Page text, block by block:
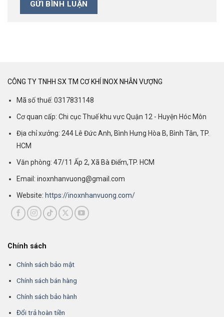
CÔNG TY TNHH SX TM CƠ KHÍ INOX NHẪN VƯỢNG
Mã số thuế: 0317831148
Cơ quan cấp: Chi cục Thuế khu vực Quận 12 - Huyện Hóc Môn
Địa chỉ xưởng: 244 Lê Đức Anh, Bình Hưng Hòa B, Bình Tân, TP.
HCM
Văn phòng: 47/11 Ấp 2, Xã Bà Điểm,TP. HCM
Email: inoxnhanvuong@gmail.com
Website: https://inoxnhanvuong.com/
Chính sách
Chính sách bảo mật
Chính sách bán hàng
Chính sách bảo hành
Đổi trả hoàn tiền